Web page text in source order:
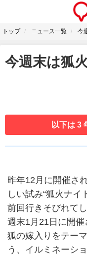
トップ ニュース一覧 今
今週末は狐
以下は 3
昨年12月に開催さ
しい試み“狐火ナイト
前回行きそびれて
週末1月21日に開催
狐の嫁入りをテー
う、イルミネーシ